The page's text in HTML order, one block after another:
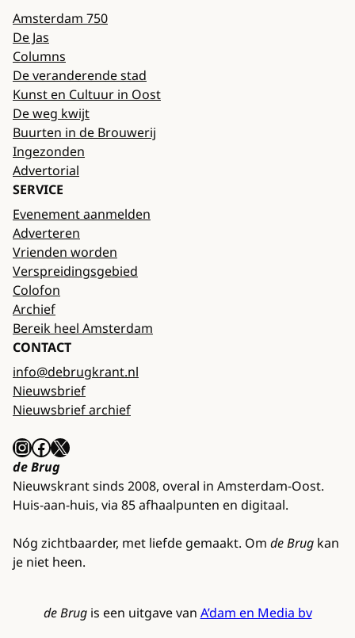
Amsterdam 750
De Jas
Columns
De veranderende stad
Kunst en Cultuur in Oost
De weg kwijt
Buurten in de Brouwerij
Ingezonden
Advertorial
SERVICE
Evenement aanmelden
Adverteren
Vrienden worden
Verspreidingsgebied
Colofon
Archief
Bereik heel Amsterdam
CONTACT
info@debrugkrant.nl
Nieuwsbrief
Nieuwsbrief archief
InstagramFacebook X
de Brug
Nieuwskrant sinds 2008, overal in Amsterdam-Oost.
Huis-aan-huis, via 85 afhaalpunten en digitaal.
Nóg zichtbaarder, met liefde gemaakt. Om de Brug kan
je niet heen.
de Brug is een uitgave van A’dam en Media bv